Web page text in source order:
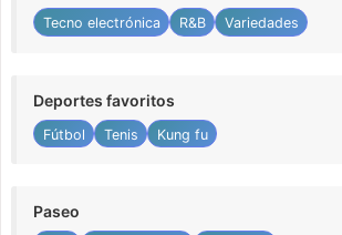
Tecno electrónica R&B Variedades
Deportes favoritos
Fútbol Tenis Kung fu
Paseo